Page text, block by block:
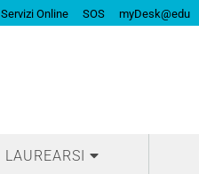
Servizi Online SOS myDesk@edu
LAUREARSI